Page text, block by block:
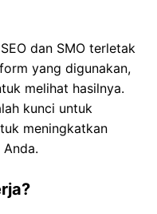
dan SMO terletak
yang digunakan,
melihat hasilnya.
kunci untuk
meningkatkan